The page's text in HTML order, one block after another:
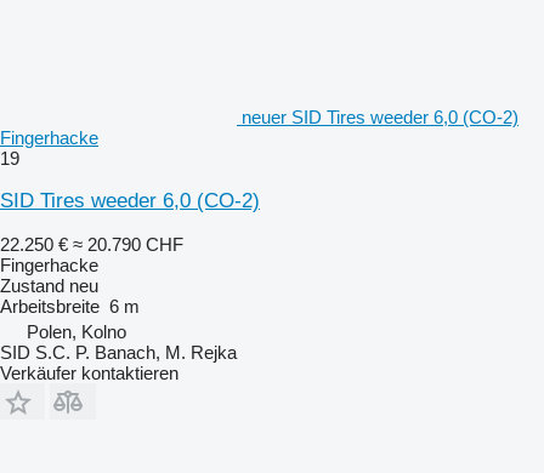
neuer SID Tires weeder 6,0 (CO-2)
Fingerhacke
19
SID Tires weeder 6,0 (CO-2)
22.250 € ≈ 20.790 CHF
Fingerhacke
Zustand neu
Arbeitsbreite 6 m
Polen, Kolno
SID S.C. P. Banach, M. Rejka
Verkäufer kontaktieren